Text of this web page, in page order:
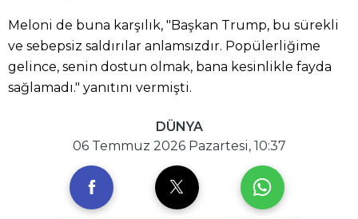
Meloni de buna karşılık, "Başkan Trump, bu sürekli
ve sebepsiz saldırılar anlamsızdır. Popülerliğime
gelince, senin dostun olmak, bana kesinlikle fayda
sağlamadı." yanıtını vermişti.
DÜNYA
06 Temmuz 2026 Pazartesi, 10:37